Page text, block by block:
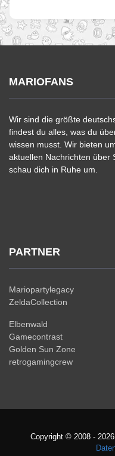
MARIOFANS
Wir sind die größte
findest du alles, was du
wissen musst. Wir bieten
aktuellen Nachrichten über
schau dich in Ruhe um.
PARTNER
Mariopartylegacy
ZeldaCollection
Elbenwald
Gamecontrast
Golden Sun Zone
retrogamingcrew
Copyright © 2008 - 2026